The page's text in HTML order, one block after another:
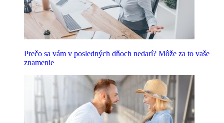
Prečo sa vám v posledných dňoch nedarí? Môže za to vaše
znamenie